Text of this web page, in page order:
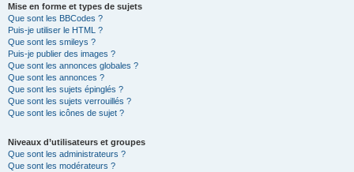
Mise en forme et types de sujets
Que sont les BBCodes ?
Puis-je utiliser le HTML ?
Que sont les smileys ?
Puis-je publier des images ?
Que sont les annonces globales ?
Que sont les annonces ?
Que sont les sujets épinglés ?
Que sont les sujets verrouillés ?
Que sont les icônes de sujet ?
Niveaux d’utilisateurs et groupes
Que sont les administrateurs ?
Que sont les modérateurs ?